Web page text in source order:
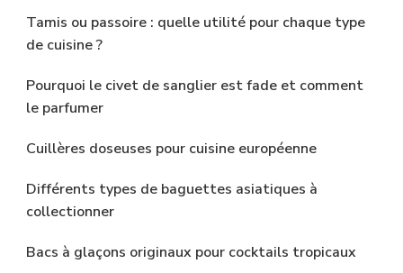
Tamis ou passoire : quelle utilité pour chaque type
de cuisine ?
Pourquoi le civet de sanglier est fade et comment
le parfumer
Cuillères doseuses pour cuisine européenne
Différents types de baguettes asiatiques à
collectionner
Bacs à glaçons originaux pour cocktails tropicaux